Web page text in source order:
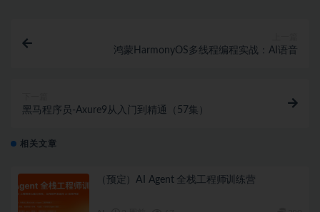
鸿蒙HarmonyOS多线程编程实战：AI语音
黑马程序员-Axure9从入门到精通（57集）
相关文章
（预定）AI Agent 全栈工程师训练营